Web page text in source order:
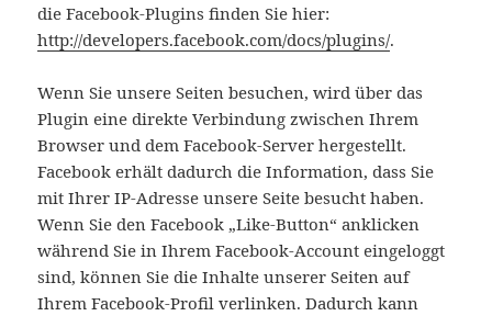
die Facebook-Plugins finden Sie hier:
http://developers.facebook.com/docs/plugins/.
Wenn Sie unsere Seiten besuchen, wird über das
Plugin eine direkte Verbindung zwischen Ihrem
Browser und dem Facebook-Server hergestellt.
Facebook erhält dadurch die Information, dass Sie
mit Ihrer IP-Adresse unsere Seite besucht haben.
Wenn Sie den Facebook „Like-Button“ anklicken
während Sie in Ihrem Facebook-Account eingeloggt
sind, können Sie die Inhalte unserer Seiten auf
Ihrem Facebook-Profil verlinken. Dadurch kann